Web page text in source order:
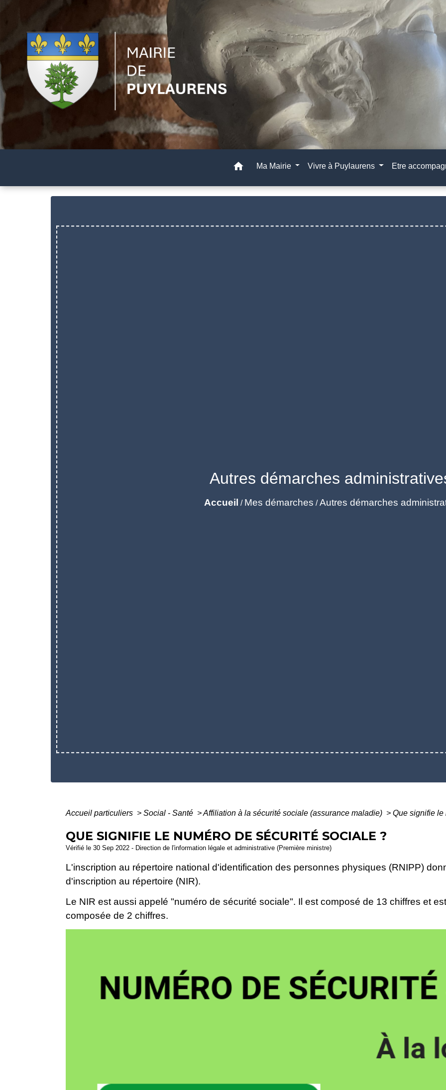
home Ma Mairie Vivre à Puylaurens Etre
Autres démarches
Accueil / Mes démarches /Autres démarches
Accueil particuliers > Social - Santé >Affiliation à la sécurité sociale (assurance maladie) > Que signifie le
QUE SIGNIFIE LE NUMÉRO DE SÉCURITÉ SOCIALE ?
Vérifié le 30 Sep 2022 - Direction de l'information légale et administrative (Première ministre)
L'inscription au répertoire national d'identification des personnes physiques (RNIPP)
d'inscription au répertoire (NIR).
Le NIR est aussi appelé "numéro de sécurité sociale". Il est composé de 13 chiffres et
composée de 2 chiffres.